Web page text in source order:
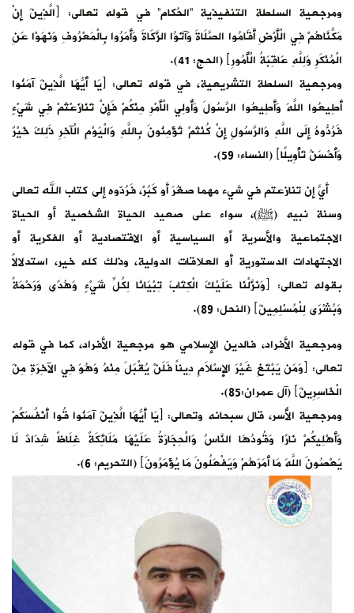
ومرجعية السلطة التنفيذية “الحُكام” في قوله تعالى: ﴿الَّذِينَ إِنْ
مَكَّنَّاهُمْ فِي الْأَرْضِ أَقَامُوا الصَّلَاةَ وَآتَوُا الزَّكَاةَ وَأَمَرُوا بِالْمَعْرُوفِ وَنَهَوْا عَنِ
الْمُنْكَرِ وَلِلَّهِ عَاقِبَةُ الْأُمُورِ﴾ (الحج: 41).
ومرجعية السلطة التشريعية، في قوله تعالى: ﴿يَا أَيُّهَا الَّذِينَ آمَنُوا
أَطِيعُوا اللَّهَ وَأَطِيعُوا الرَّسُولَ وَأُولِي الْأَمْرِ مِنْكُمْ فَإِنْ تَنَازَعْتُمْ فِي شَيْءٍ
فَرُدُّوهُ إِلَى اللَّهِ وَالرَّسُولِ إِنْ كُنْتُمْ تُؤْمِنُونَ بِاللَّهِ وَالْيَوْمِ الْآخِرِ ذَلِكَ خَيْرٌ
وَأَحْسَنُ تَأْوِيلًا﴾ (النساء: 59).
أيّ إن تنازعتم في شيء مهما صَغُرَ أو كَبُرْ، فَرُدّوه إلى كتاب الله تعالى
وسنة نبيه (ﷺ)، سواء على صعيد الحياة الشخصية أو الحياة
الاجتماعية والأسرية أو السياسية أو الاقتصادية أو الفكرية أو
الاجتهادات الدستورية أو العلاقات الدولية، وذلك كله خير، استدلالاً
بقوله تعالى: ﴿وَنَزَّلْنَا عَلَيْكَ الْكِتَابَ تِبْيَانًا لِكُلِّ شَيْءٍ وَهُدًى وَرَحْمَةً
وَبُشْرَى لِلْمُسْلِمِينَ﴾ (النحل: 89).
ومرجعية الأفراد، فالدين الإسلامي هو مرجعية الأفراد، كما في قوله
تعالى: ﴿وَمَن يَبْتَغِ غَيْرَ الإِسْلاَمِ دِيناً فَلَنْ يُقْبَلَ مِنْهُ وَهُوَ فِي الآخِرَةِ مِنَ
الْخَاسِرِينَ﴾ (آل عمران:85).
ومرجعية الأُسر، قال سبحانه وتعالى: ﴿يَا أَيُّهَا الَّذِينَ آمَنُوا قُوا أَنْفُسَكُمْ
وَأَهْلِيكُمْ نَارًا وَقُودُهَا النَّاسُ وَالْحِجَارَةُ عَلَيْهَا مَلَائِكَةٌ غِلَاظٌ شِدَادٌ لَا
يَعْصُونَ اللَّهَ مَا أَمَرَهُمْ وَيَفْعَلُونَ مَا يُؤْمَرُونَ﴾ (التحريم: 6).